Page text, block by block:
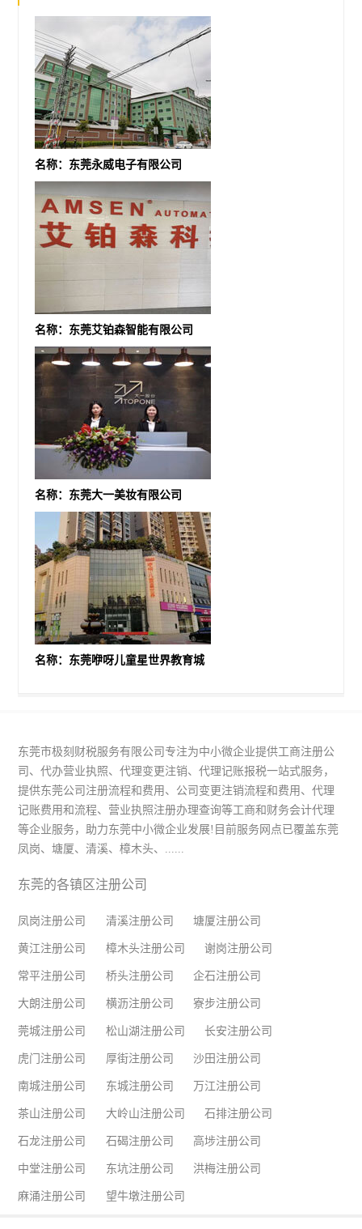
名称：东莞永威电子有限公司
名称：东莞艾铂森智能有限公司
名称：东莞大一美妆有限公司
名称：东莞咿呀儿童星世界教育城
东莞市极刻财税服务有限公司专注为中小微企业提供工商注册公
司、代办营业执照、代理变更注销、代理记账报税一站式服务，
提供东莞公司注册流程和费用、公司变更注销流程和费用、代理
记账费用和流程、营业执照注册办理查询等工商和财务会计代理
等企业服务，助力东莞中小微企业发展!目前服务网点已覆盖东莞
凤岗、塘厦、清溪、樟木头、......
东莞的各镇区注册公司
凤岗注册公司 清溪注册公司 塘厦注册公司
黄江注册公司 樟木头注册公司 谢岗注册公司
常平注册公司 桥头注册公司 企石注册公司
大朗注册公司 横沥注册公司 寮步注册公司
莞城注册公司 松山湖注册公司 长安注册公司
虎门注册公司 厚街注册公司 沙田注册公司
南城注册公司 东城注册公司 万江注册公司
茶山注册公司 大岭山注册公司 石排注册公司
石龙注册公司 石碣注册公司 高埗注册公司
中堂注册公司 东坑注册公司 洪梅注册公司
麻涌注册公司 望牛墩注册公司